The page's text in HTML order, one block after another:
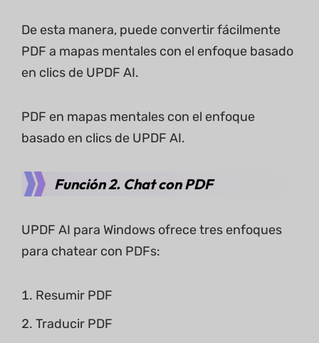
De esta manera, puede convertir fácilmente
PDF a mapas mentales con el enfoque basado
en clics de UPDF AI.
PDF en mapas mentales con el enfoque
basado en clics de UPDF AI.
Función 2. Chat con PDF
UPDF AI para Windows ofrece tres enfoques
para chatear con PDFs:
Resumir PDF
Traducir PDF